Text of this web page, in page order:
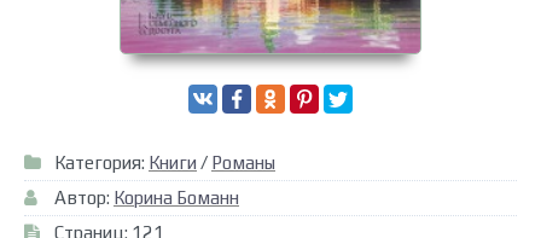
Категория: Книги / Романы
Автор: Корина Боманн
Страниц: 121